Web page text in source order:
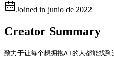
Joined in junio de 2022
Creator Summary
致力于让每个想拥抱AI的人都能找